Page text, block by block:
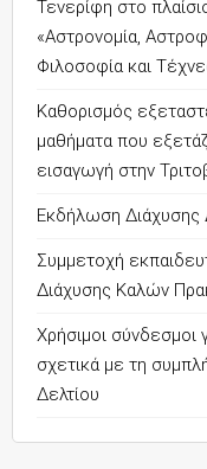
Τενερίφη στο
«Αστρονομία,
Φιλοσοφία και
Καθορισμός
μαθήματα που
εισαγωγή στην
Εκδήλωση
Συμμετοχή
Διάχυσης Καλών
Χρήσιμοι
σχετικά με τη
Δελτίου